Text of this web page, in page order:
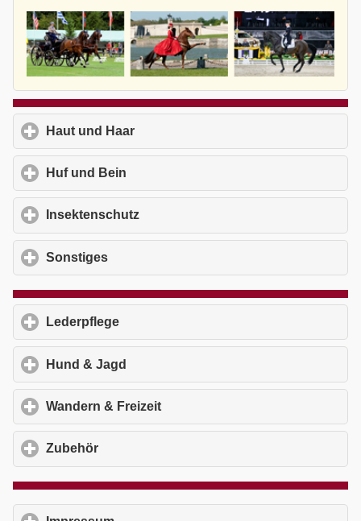
Haut und Haar
Huf und Bein
Insektenschutz
Sonstiges
Lederpflege
Hund & Jagd
Wandern & Freizeit
Zubehör